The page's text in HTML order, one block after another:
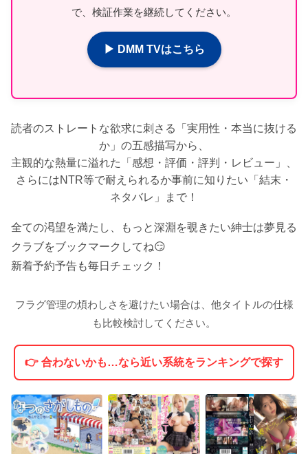
で、検証作業を継続してください。
▶ DMM TVはこちら
読者のストレートな欲求に刺さる「実用性・本当に抜ける
か」の五感描写から、
主観的な熱量に溢れた「感想・評価・評判・レビュー」、
さらにはNTR等で耐えられるか事前に知りたい「結末・
ネタバレ」まで！
全ての渇望を満たし、もっと深淵を覗きたい紳士は夢見る
クラブをブックマークしてね😏
新着予約予告も毎日チェック！
フラグ管理の煩わしさを避けたい場合は、他タイトルの仕様
も比較検討してください。
👉 合わないかも…なら近い系統をランキングで探す